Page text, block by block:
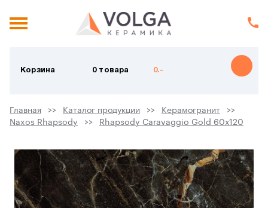
Корзина 0 товара 0.-
Главная Каталог продукции
Керамогранит
Naxos Rhapsody
Rhapsody Caravaggio Gold 60х120